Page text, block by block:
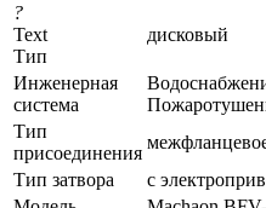
?
Text
Тип
дисковый
Инженерная
система
Тип
присоединения
Тип затвора
с